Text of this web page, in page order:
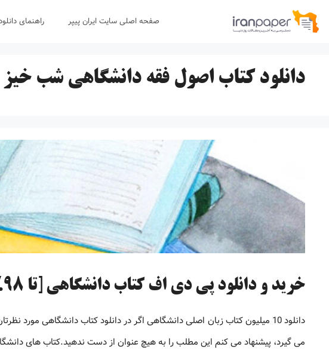
پرش
صفحه اصلی سایت ایران پیپر راهنمای
دانلود کتاب اصول فقه دانشگاهی شب خیز
خرید و دانلود پی دی اف کتاب دانشگاهی [تا 98% تخفیف]
دانلود 10 میلیون کتاب زبان اصلی دانشگاهی اگر در دانلود کتاب دانشگاهی
می گیرد، پیشنهاد می کنم این مطلب را به هیچ عنوان از دست ندهید.کتاب های